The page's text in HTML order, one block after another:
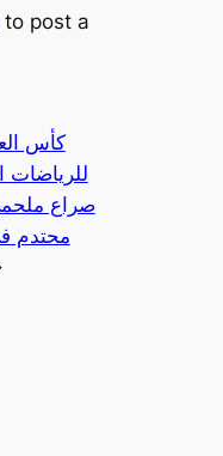
to post a
كأس
للرياضات
صراع
محتدم